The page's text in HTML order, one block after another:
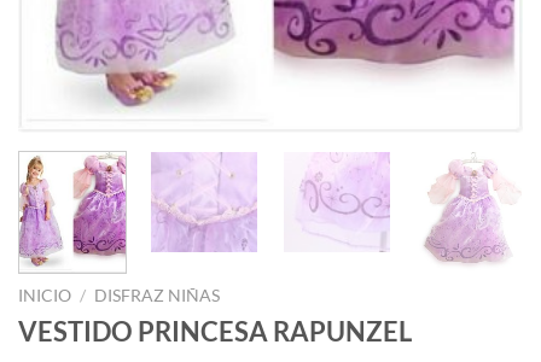
INICIO / DISFRAZ NIÑAS
VESTIDO PRINCESA RAPUNZEL